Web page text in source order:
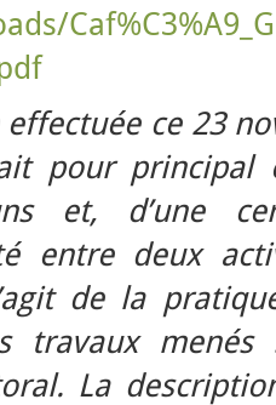
ce 23
pour
et, d’une
entre deux
de la
travaux menés
La